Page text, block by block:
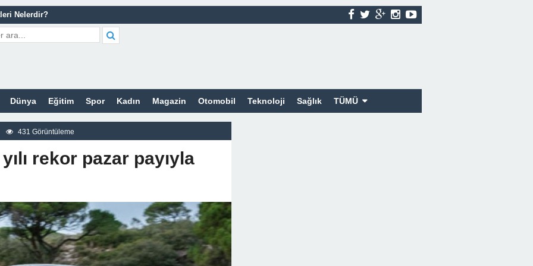
Nelerdir?
Nelerdir?
Nelerdir?
Nelerdir?
Dünya Eğitim Spor Kadın Magazin Otomobil Teknoloji Sağlık TÜMÜ
431 Görüntüleme
rekor pazar payıyla